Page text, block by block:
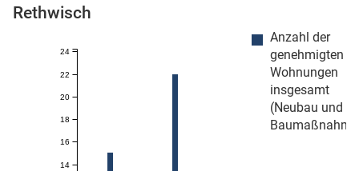
Rethwisch
Anzahl der
genehmigten
Wohnungen
insgesamt
(Neubau und
14
16
18
20
22
24